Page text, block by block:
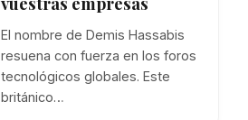
El nombre de Demis Hassabis
resuena con fuerza en los foros
tecnológicos globales. Este
británico…